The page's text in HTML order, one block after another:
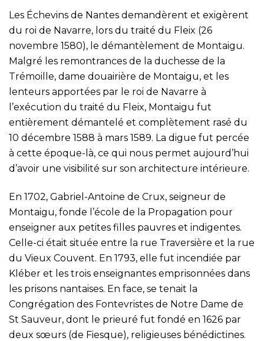
Les Échevins de Nantes demandèrent et exigèrent
du roi de Navarre, lors du traité du Fleix (26
novembre 1580), le démantèlement de Montaigu.
Malgré les remontrances de la duchesse de la
Trémoille, dame douairière de Montaigu, et les
lenteurs apportées par le roi de Navarre à
l’exécution du traité du Fleix, Montaigu fut
entièrement démantelé et complètement rasé du
10 décembre 1588 à mars 1589. La digue fut percée
à cette époque-là, ce qui nous permet aujourd’hui
d’avoir une visibilité sur son architecture intérieure.
En 1702, Gabriel-Antoine de Crux, seigneur de
Montaigu, fonde l’école de la Propagation pour
enseigner aux petites filles pauvres et indigentes.
Celle-ci était située entre la rue Traversière et la rue
du Vieux Couvent. En 1793, elle fut incendiée par
Kléber et les trois enseignantes emprisonnées dans
les prisons nantaises. En face, se tenait la
Congrégation des Fontevristes de Notre Dame de
St Sauveur, dont le prieuré fut fondé en 1626 par
deux sœurs (de Fiesque), religieuses bénédictines.